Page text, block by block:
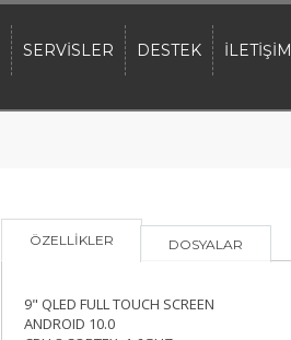
SERVİSLER DESTEK İLETİŞİM
ÖZELLİKLER DOSYALAR
9" QLED FULL TOUCH SCREEN
ANDROID 10.0